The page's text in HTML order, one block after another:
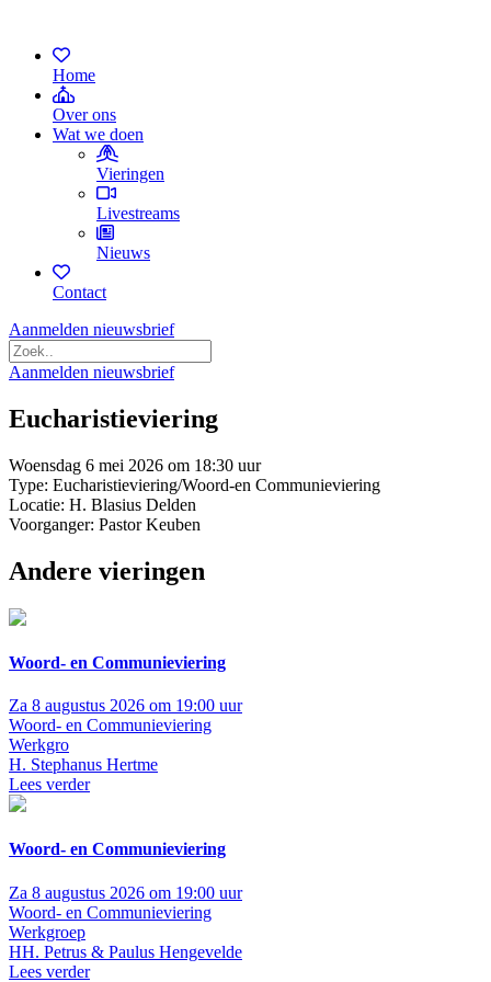
Home
Over ons
Wat we doen
Vieringen
Livestreams
Nieuws
Contact
Aanmelden nieuwsbrief
Aanmelden nieuwsbrief
Eucharistieviering
Woensdag 6 mei 2026 om 18:30 uur
Type: Eucharistieviering/Woord-en Communieviering
Locatie: H. Blasius Delden
Voorganger: Pastor Keuben
Andere vieringen
Woord- en Communieviering
Za 8 augustus 2026 om 19:00 uur
Woord- en Communieviering
Werkgro
H. Stephanus Hertme
Lees verder
Woord- en Communieviering
Za 8 augustus 2026 om 19:00 uur
Woord- en Communieviering
Werkgroep
HH. Petrus & Paulus Hengevelde
Lees verder